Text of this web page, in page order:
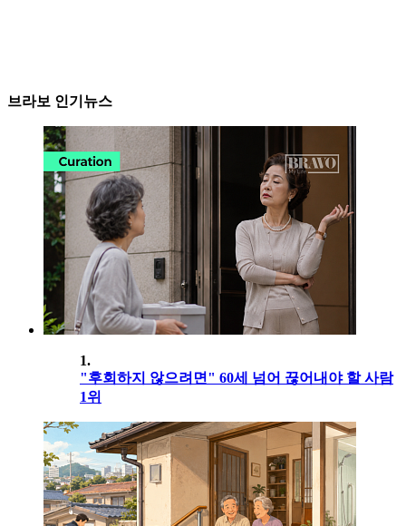
브라보 인기뉴스
1.
"후회하지 않으려면" 60세 넘어 끊어내야 할 사람
1위